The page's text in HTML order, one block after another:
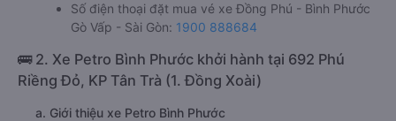
Số điện thoại đặt mua vé xe Đồng Phú - Bình Phước
Gò Vấp - Sài Gòn: 1900 888684
🚌 2. Xe Petro Bình Phước khởi hành tại 692 Phú
Riềng Đỏ, KP Tân Trà (1. Đồng Xoài)
a. Giới thiệu xe Petro Bình Phước